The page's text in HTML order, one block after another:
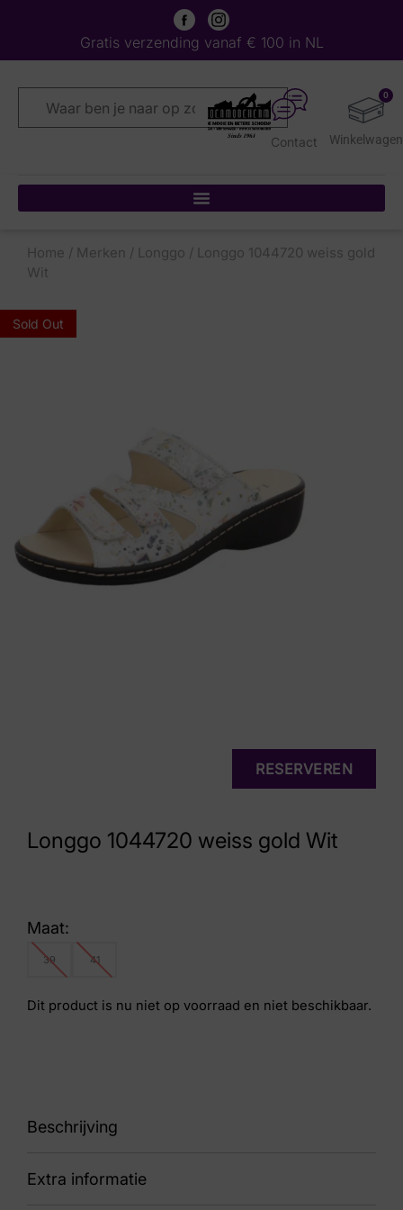
Gratis verzending vanaf € 100 in NL
0
Contact
Home / Merken / Longgo / Longgo 1044720 weiss gold
Wit
Sold Out
Longgo 1044720 weiss gold Wit
RESERVEREN
Maat:
39 41
Dit product is nu niet op voorraad en niet beschikbaar.
Beschrijving
87 1044720 weiss gold
Extra informatie